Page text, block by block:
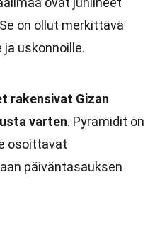
on ollut merkittävä
uskonnoille.
rakensivat Gizan
varten. Pyramidit on
osoittavat
päiväntasauksen